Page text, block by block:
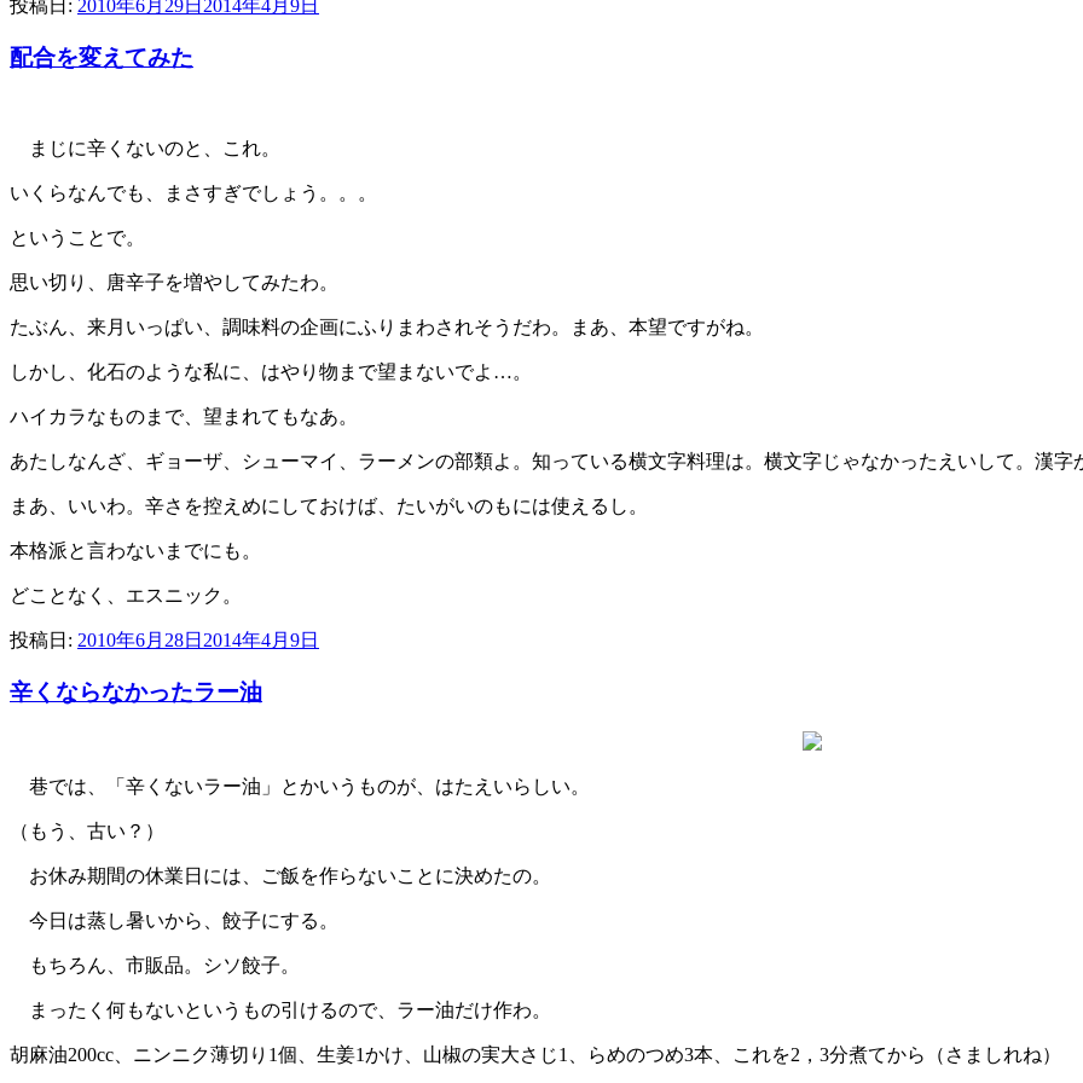
投稿日: 2010年6月29日 2014年4月9日
配合を変えてみた
まじに辛くないのと、これ。
いくらなんでも、まさすぎでしょう。。。
ということで。
思い切り、唐辛子を増やしてみたわ。
たぶん、来月いっぱい、調味料の企画にふりまわされそうだわ。まあ、本望ですがね。
しかし、化石のような私に、はやり物まで望まないでよ…。
ハイカラなものまで、望まれてもなあ。
あたしなんざ、ギョーザ、シューマイ、ラーメンの部類よ。知っている横文字料理は。横文字じゃなかったえいして。漢字
まあ、いいわ。辛さを控えめにしておけば、たいがいのもには使えるし。
本格派と言わないまでにも。
どことなく、エスニック。
投稿日: 2010年6月28日 2014年4月9日
辛くならなかったラー油
巷では、「辛くないラー油」とかいうものが、はたえいらしい。
（もう、古い？）
お休み期間の休業日には、ご飯を作らないことに決めたの。
今日は蒸し暑いから、餃子にする。
もちろん、市販品。シソ餃子。
まったく何もないというもの引けるので、ラー油だけ作わ。
胡麻油200cc、ニンニク薄切り1個、生姜1かけ、山椒の実大さじ1、らめのつめ3本、これを2，3分煮てから（さましれね）